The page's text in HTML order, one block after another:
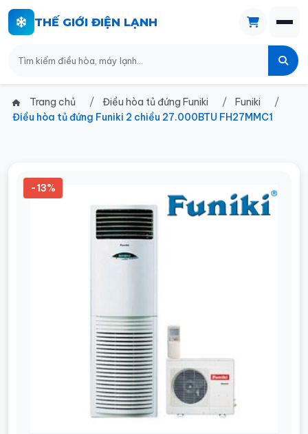
THẾ GIỚI ĐIỆN LẠNH
Trang chủ Điều hòa tủ đứng Funiki
Funiki
Điều hòa tủ đứng Funiki 2 chiều 27.000BTU FH27MMC1
-13%